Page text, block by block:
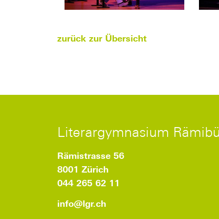
zurück zur Übersicht
Literargymnasium
Rämistrasse 56
8001 Zürich
044 265 62 11
info@lgr.ch